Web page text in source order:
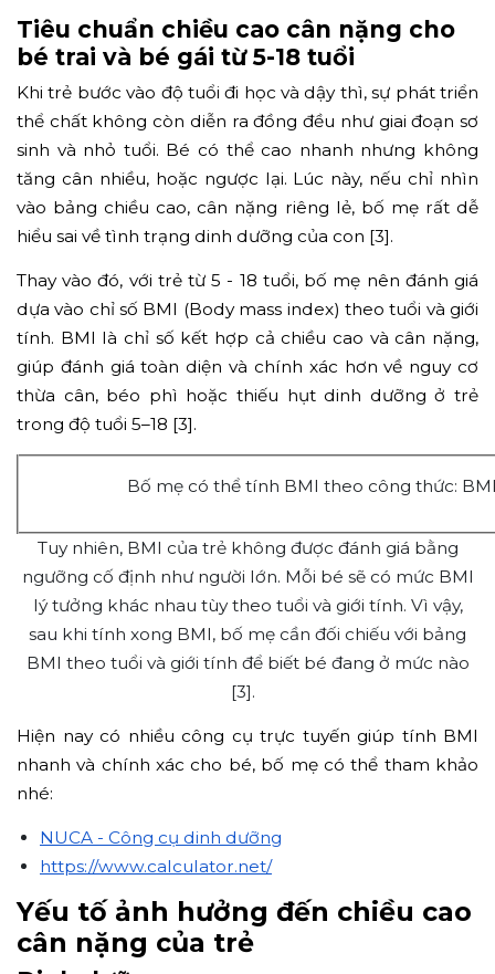
Tiêu chuẩn chiều cao cân nặng cho
bé trai và bé gái từ 5-18 tuổi
Khi trẻ bước vào độ tuổi đi học và dậy thì, sự phát triển
thể chất không còn diễn ra đồng đều như giai đoạn sơ
sinh và nhỏ tuổi. Bé có thể cao nhanh nhưng không
tăng cân nhiều, hoặc ngược lại. Lúc này, nếu chỉ nhìn
vào bảng chiều cao, cân nặng riêng lẻ, bố mẹ rất dễ
hiểu sai về tình trạng dinh dưỡng của con [3].
Thay vào đó, với trẻ từ 5 - 18 tuổi, bố mẹ nên đánh giá
dựa vào chỉ số BMI (Body mass index) theo tuổi và giới
tính. BMI là chỉ số kết hợp cả chiều cao và cân nặng,
giúp đánh giá toàn diện và chính xác hơn về nguy cơ
thừa cân, béo phì hoặc thiếu hụt dinh dưỡng ở trẻ
trong độ tuổi 5–18 [3].
Bố mẹ có thể tính BMI theo công thức:
Tuy nhiên, BMI của trẻ không được đánh giá bằng
ngưỡng cố định như người lớn. Mỗi bé sẽ có mức BMI
lý tưởng khác nhau tùy theo tuổi và giới tính. Vì vậy,
sau khi tính xong BMI, bố mẹ cần đối chiếu với bảng
BMI theo tuổi và giới tính để biết bé đang ở mức nào
[3].
Hiện nay có nhiều công cụ trực tuyến giúp tính BMI
nhanh và chính xác cho bé, bố mẹ có thể tham khảo
nhé:
NUCA - Công cụ dinh dưỡng
https://www.calculator.net/
Yếu tố ảnh hưởng đến chiều cao
cân nặng của trẻ